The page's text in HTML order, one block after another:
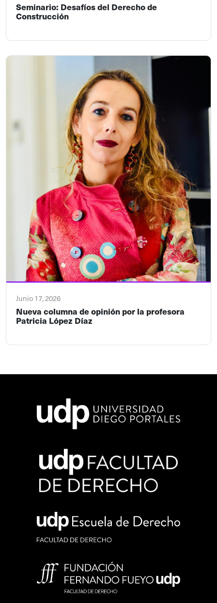
Seminario: Desafíos del Derecho de
Construcción
Junio 17, 2026
Nueva columna de opinión por la profesora
Patricia López Díaz